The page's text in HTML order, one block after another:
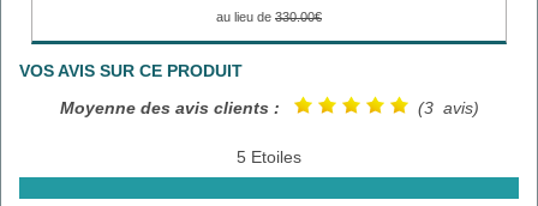
au lieu de 330.00€
VOS AVIS SUR CE PRODUIT
Moyenne des avis clients :
(3 avis)
5 Etoiles